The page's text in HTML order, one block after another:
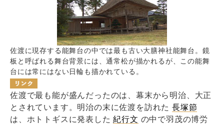
佐渡に現存する能舞台の中では最も古い大膳神社能舞台。鏡
板と呼ばれる舞台背景には、通常松が描かれるが、この能舞
台には常にはない日輪も描かれている。
佐渡で最も能が盛んだったのは、幕末から明治、大正
とされています。明治の末に佐渡を訪れた 長塚節
は、ホトトギスに発表した紀行文 の中で羽茂の博労